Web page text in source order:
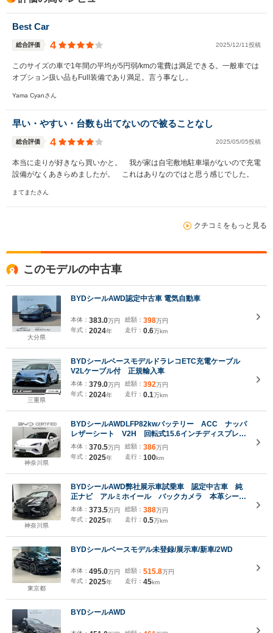
Best Car
総合評価 4 2025/12/11投稿
このサイズの車で1年間の平均が5円弱/kmの電費は満足できる。一般車では
オプション扱い品もFull装備であり満足。言う事なし。
Yama Cyanさん
早い・やすい・台数も出てないので被ることなし
総合評価 4 2025/05/05投稿
本当に走りが好きなら買いかと。 我が家は自宅敷地駐車場がないので充電
設備がなくあきらめましたが。 これはありなのではと思う感じでした。
まてまたさん
クチコミをもっと見る
このモデルの中古車
大分県
BYDシールAWD認定中古車 電気自動車
本体： 383.0万円
年式： 2024年
総額： 398万円
走行： 0.6万km
三重県
BYDシールベースモデルドラレコETC充電ケーブル
V2Lケーブル付 正規輸入車
本体： 379.0万円
年式： 2024年
総額： 392万円
走行： 0.1万km
神奈川県
BYDシールAWDLFP82kwバッテリー ACC ナッパ
レザーシート V2H 回転式15.6インチディスプレ
イ ヘッドアップディスプレイ シートヒーター ベ
ンチレーション
本体： 370.5万円
年式： 2025年
総額： 386万円
走行： 100km
神奈川県
BYDシールAWD弊社展示車試乗車 認定中古車 純
正ナビ アルミホイール バックカメラ 本革シー
ト ブラインドスポットモニター アラウンドビュー
モニター
本体： 373.5万円
年式： 2025年
総額： 388万円
走行： 0.5万km
東京都
BYDシールベースモデル未登録/展示車/新車/2WD
本体： 495.0万円
年式： 2025年
総額： 515.8万円
走行： 45km
BYDシールAWD